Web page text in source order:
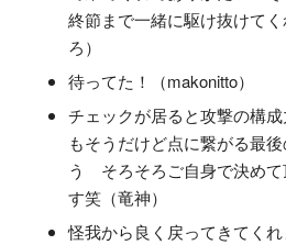
終節まで一緒に駆け抜けて
ろ）
待ってた！（makonitto）
チェックが居ると攻撃の構
もそうだけど点に繋がる最
う そろそろご自身で決め
す笑（竜神）
怪我から良く戻ってきてく